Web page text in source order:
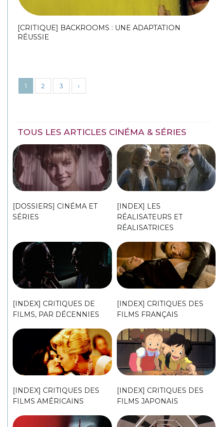
[CRITIQUE] BACKROOMS : UNE ADAPTATION
RÉUSSIE
1 2 3 ›
TOUS LES ARTICLES CINÉMA & SÉRIES
[DOSSIERS] CINÉMA ET
SÉRIES
[INDEX] LES
RÉALISATEURS ET
RÉALISATRICES
[INDEX] CRITIQUES DE
FILMS, PAR DÉCENNIES
[INDEX] CRITIQUES DES
FILMS FRANÇAIS
[INDEX] CRITIQUES DES
FILMS AMÉRICAINS
[INDEX] CRITIQUES DES
FILMS JAPONAIS